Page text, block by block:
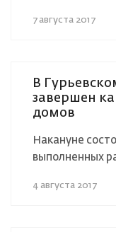
7 августа 2017
В
завершен
домов
Накануне
выполненных
4 августа 2017